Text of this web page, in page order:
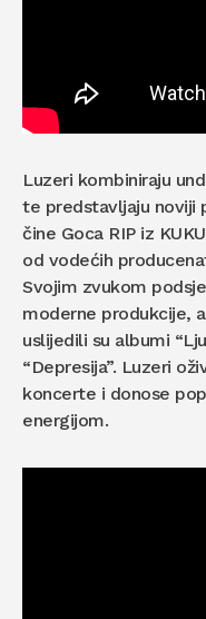
Luzeri kombiniraju
te predstavljaju noviji
čine Goca RIP iz
od vodećih
Svojim zvukom
moderne produkcije,
uslijedili su albumi
“Depresija”. Luzeri
koncerte i donose
energijom.